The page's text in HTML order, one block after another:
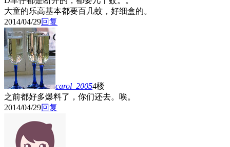
大童的乐高基本都要百几蚊，好细盒的。
2014/04/29回复
carol_20054楼
之前都好多爆料了，你们还去。唉。
2014/04/29回复